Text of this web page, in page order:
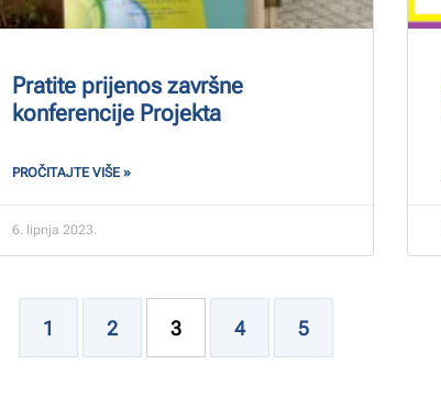
Pratite prijenos završne
konferencije Projekta
PROČITAJTE VIŠE »
6. lipnja 2023.
1 2 3 4 5